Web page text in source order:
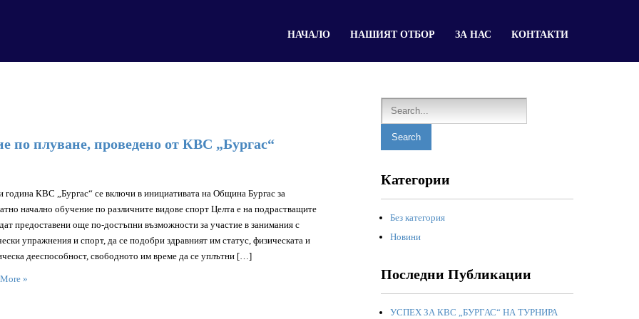
НАЧАЛО НАШИЯТ ОТБОР ЗА НАС КОНТАКТИ
по плуване, проведено от КВС „Бургас“
година КВС „Бургас“ се включи в инициативата на Община Бургас за
начално обучение по различните видове спорт Целта е на подрастващите
предоставени още по-достъпни възможности за участие в занимания с
упражнения и спорт, да се подобри здравният им статус, физическата и
дееспособност, свободното им време да се уплътни […]
»
Категории
Без категория
Новини
Последни Публикации
УСПЕХ ЗА КВС „БУРГАС“ НА ТУРНИРА